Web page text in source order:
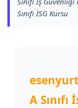
Sınıfı İSG Kursu
A